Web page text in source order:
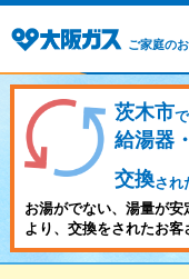
ご家庭の
茨木市で
給湯器
交換され
お湯がでない、湯量が
より、交換をされたお客